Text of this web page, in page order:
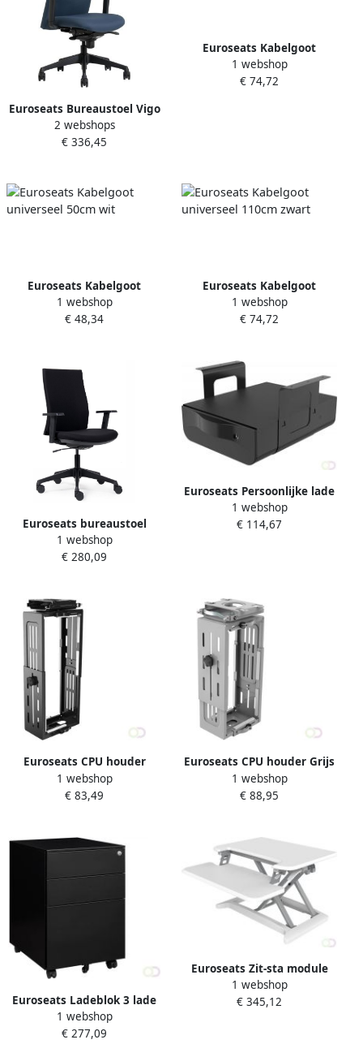
Euroseats Bureaustoel Vigo
blauw
2 webshops
€ 336,45
Euroseats Kabelgoot
universeel 110cm wit
1 webshop
€ 74,72
Euroseats Kabelgoot
universeel 50cm wit
1 webshop
€ 48,34
Euroseats Kabelgoot
universeel 110cm zwart
1 webshop
€ 74,72
Euroseats bureaustoel
Canillo stoffen rug
1 webshop
€ 280,09
Euroseats Persoonlijke lade
369x292x189mm zwart
1 webshop
€ 114,67
Euroseats CPU houder
Zwart
1 webshop
€ 83,49
Euroseats CPU houder Grijs
1 webshop
€ 88,95
Euroseats Ladeblok 3 lade
(2 1) 50x39x60cm op
wieltjes zwart
1 webshop
€ 277,09
Euroseats Zit-sta module
Small Wit
1 webshop
€ 345,12